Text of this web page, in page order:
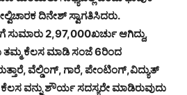
ದಿನೇಶ್ ಸ್ವಾಗತಿಸಿದರು.
2,97,000ಖರ್ಚು ಆಗಿದ್ದು,
ತಮ್ಮ ಕೆಲಸ ಮಾಡಿ ಸಂಜೆ 6ರಿಂದ
ವೆಲ್ಡಿಂಗ್, ಗಾರೆ, ಪೇಂಟಿಂಗ್,ವಿದ್ಯುತ್
ವನ್ನು ಶೌರ್ಯ ಸದಸ್ಯರೇ ಮಾಡಿರುವುದು